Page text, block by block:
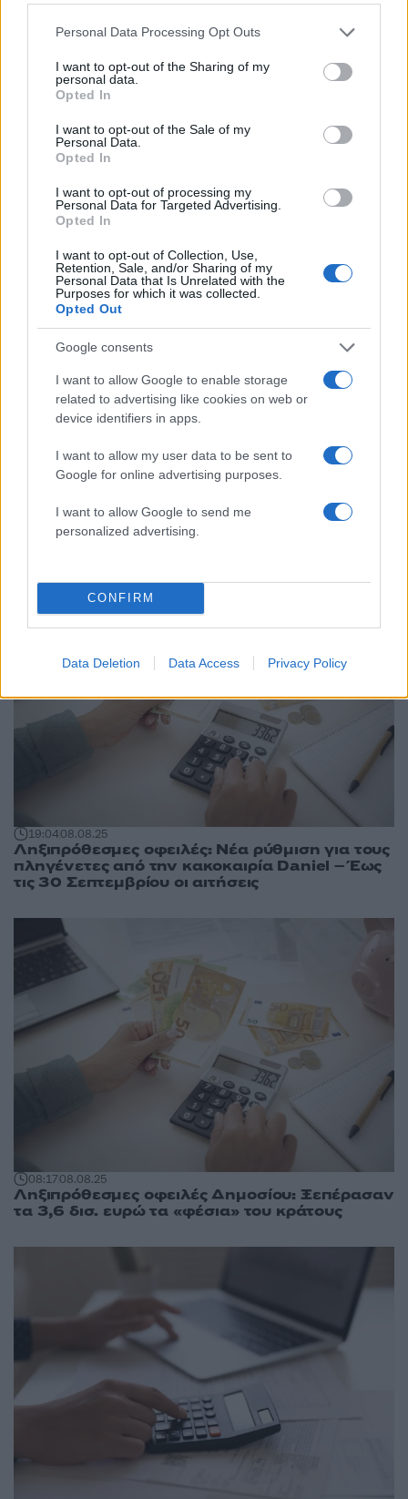
Please note that this website/app uses one or more Google
not limited to your visit or usage behaviour. You may click to
grant or deny consent to Google and its third-party tags to
use your data for below specified purposes in below Google
consent section.
Personal Data Processing Opt Outs
I want to opt-out of the Sharing of my
personal data.
Opted In
I want to opt-out of the Sale of my
Personal Data.
Opted In
I want to opt-out of processing my
Personal Data for Targeted Advertising.
Opted In
I want to opt-out of Collection, Use,
Retention, Sale, and/or Sharing of my
Personal Data that Is Unrelated with the
Purposes for which it was collected.
Opted Out
Google consents
I want to allow Google to enable storage
related to advertising like cookies on web or
device identifiers in apps.
I want to allow my user data to be sent to
Google for online advertising purposes.
I want to allow Google to send me
personalized advertising.
CONFIRM
Data Deletion Data Access Privacy Policy
09:2021.02.26
Ειδική ομάδα για πληρωμές εφάπαξ στο
ληξιπρόθεσμων οφειλών προς τους ιδιώτες
Μόλις 167.000 ευρώ οι ληξιπρόθεσμες οφειλές
του υπουργείου Οικονομικών – Εκτέλεση
πληρωμών μέσα σε 23 ημέρες
19:0408.08.25
Ληξιπρόθεσμες οφειλές: Νέα ρύθμιση για τους
πληγένετες από την κακοκαιρία Daniel – Έως
τις 30 Σεπτεμβρίου οι αιτήσεις
08:1708.08.25
Ληξιπρόθεσμες οφειλές Δημοσίου: Ξεπέρασαν
τα 3,6 δισ. ευρώ τα «φέσια» του κράτους